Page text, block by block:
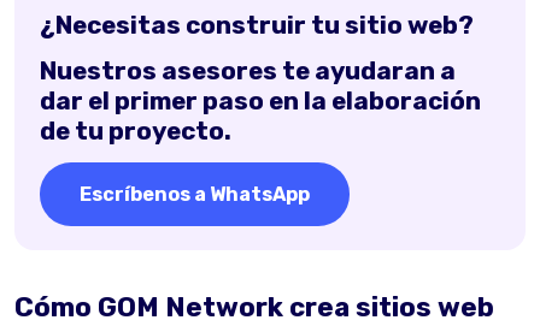
¿Necesitas construir tu sitio web?
Nuestros asesores te ayudaran a
dar el primer paso en la elaboración
de tu proyecto.
Escríbenos a WhatsApp
Cómo GOM Network crea sitios web